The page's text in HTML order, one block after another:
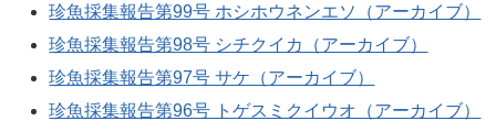
珍魚採集報告第99号 ホシホウネンエソ（アーカイブ）
珍魚採集報告第98号 シチクイカ（アーカイブ）
珍魚採集報告第97号 サケ（アーカイブ）
珍魚採集報告第96号 トゲスミクイウオ（アーカイブ）